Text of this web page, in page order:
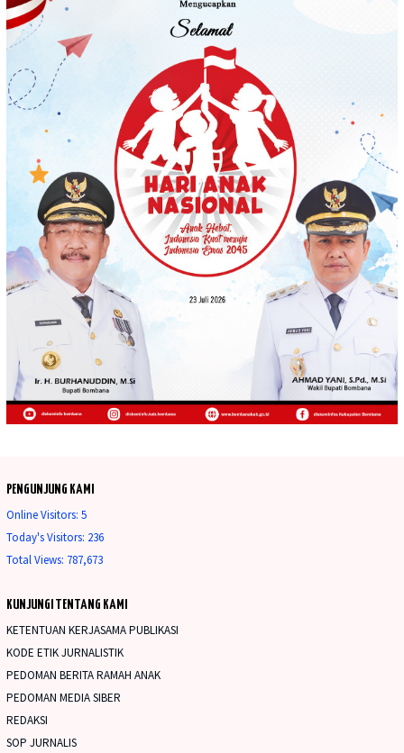
PENGUNJUNG KAMI
Online Visitors: 5
Today's Visitors: 236
Total Views: 787,673
KUNJUNGI TENTANG KAMI
KETENTUAN KERJASAMA PUBLIKASI
KODE ETIK JURNALISTIK
PEDOMAN BERITA RAMAH ANAK
PEDOMAN MEDIA SIBER
REDAKSI
SOP JURNALIS